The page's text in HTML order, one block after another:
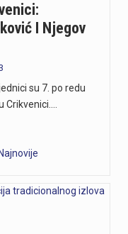
I Njegov
su 7. po redu
Najnovije